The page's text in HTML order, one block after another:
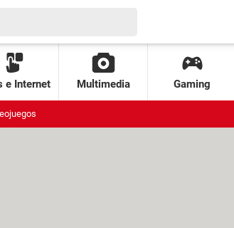
e Internet Multimedia Gaming